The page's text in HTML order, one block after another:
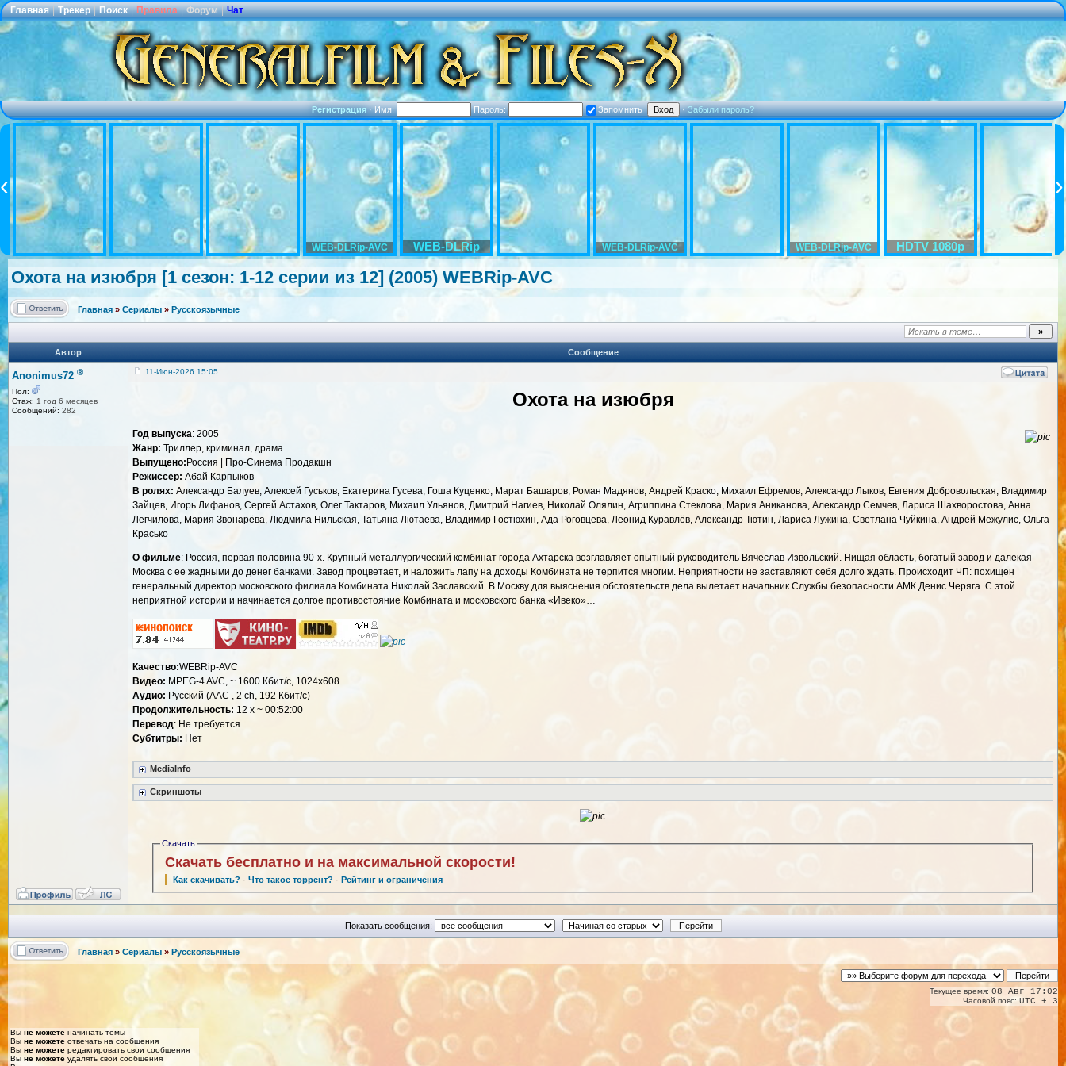
Главная | Трекер | Поиск | Правила | Форум | Чат
Регистрация·Имя: Пароль: Запомнить ·Забыли пароль?
WEB-DLRip-AVC WEB-DLRip WEB-DLRip-AVC WEB-DLRip-AVC HDTV 1080p
Охота на изюбря [1 сезон: 1-12 серии из 12] (2005) WEBRip-AVC
Главная » Сериалы » Русскоязычные
Автор Сообщение
Anonimus72 ®
Пол:
Стаж: 1 год 6 месяцев
Сообщений: 282
11-Июн-2026 15:05
Охота на изюбря
Год выпуска: 2005
Жанр: Триллер, криминал, драма
Выпущено: Россия | Про-Синема Продакшн
Режиссер: Абай Карпыков
В ролях: Александр Балуев, Алексей Гуськов, Екатерина Гусева, Гоша Куценко, Марат Башаров, Роман Мадянов, Андрей Краско, Михаил Ефремов, Александр Лыков, Евгения Добровольская, Владимир
Зайцев, Игорь Лифанов, Сергей Астахов, Олег Тактаров, Михаил Ульянов, Дмитрий Нагиев, Николай Олялин, Агриппина Стеклова, Мария Аниканова, Александр Семчев, Лариса Шахворостова, Анна
Легчилова, Мария Звонарёва, Людмила Нильская, Татьяна Лютаева, Владимир Гостюхин, Ада Роговцева, Леонид Куравлёв, Александр Тютин, Лариса Лужина, Светлана Чуйкина, Андрей Межулис, Ольга
Красько
О фильме: Россия, первая половина 90-х. Крупный металлургический комбинат города Ахтарска возглавляет опытный руководитель Вячеслав Извольский. Нищая область, богатый завод и далекая
Москва с ее жадными до денег банками. Завод процветает, и наложить лапу на доходы Комбината не терпится многим. Неприятности не заставляют себя долго ждать. Происходит ЧП: похищен
генеральный директор московского филиала Комбината Николай Заславский. В Москву для выяснения обстоятельств дела вылетает начальник Службы безопасности АМК Денис Черяга. С этой
неприятной истории и начинается долгое противостояние Комбината и московского банка «Ивеко»…
Качество:WEBRip-AVC
Видео: MPEG-4 AVC, ~ 1600 Кбит/с, 1024x608
Аудио: Русский (AAC , 2 ch, 192 Кбит/с)
Продолжительность: 12 x ~ 00:52:00
Перевод: Не требуется
Субтитры: Нет
MediaInfo
Скриншоты
Скачать
Скачать бесплатно и на максимальной скорости!
Как скачивать? ·Что такое торрент? · Рейтинг и ограничения
Показать сообщения:
Главная » Сериалы » Русскоязычные
Текущее время: 08-Авг 17:02
Часовой пояс: UTC + 3
Вы не можете начинать темы
Вы не можете отвечать на сообщения
Вы не можете редактировать свои сообщения
Вы не можете удалять свои сообщения